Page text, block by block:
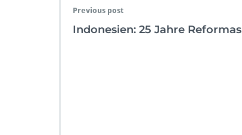
Previous post
Indonesien: 25 Jahre